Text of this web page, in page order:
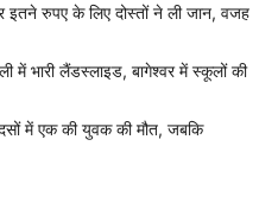
रुपए के लिए दोस्तों ने ली जान, वजह
में भारी लैंडस्लाइड, बागेश्वर में स्कूलों की
में एक की युवक की मौत, जबकि